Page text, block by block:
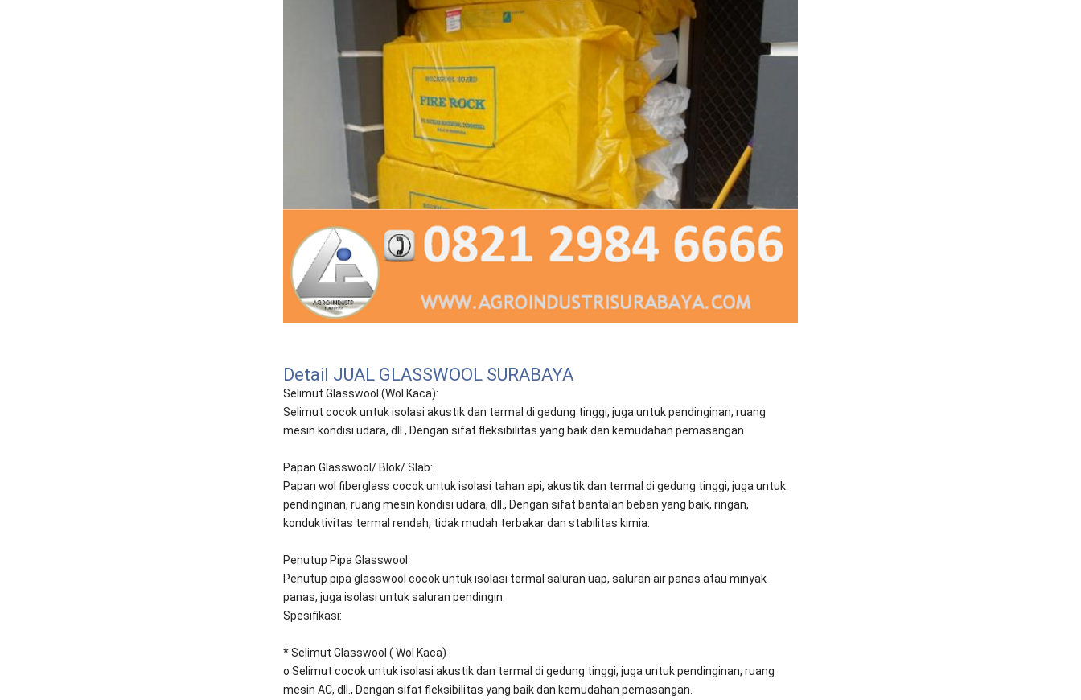
Detail JUAL GLASSWOOL SURABAYA
Selimut Glasswool (Wol Kaca):
Selimut cocok untuk isolasi akustik dan termal di gedung tinggi, juga untuk pendinginan, ruang
mesin kondisi udara, dll., Dengan sifat fleksibilitas yang baik dan kemudahan pemasangan.
Papan Glasswool/ Blok/ Slab:
Papan wol fiberglass cocok untuk isolasi tahan api, akustik dan termal di gedung tinggi, juga untuk
pendinginan, ruang mesin kondisi udara, dll., Dengan sifat bantalan beban yang baik, ringan,
konduktivitas termal rendah, tidak mudah terbakar dan stabilitas kimia.
Penutup Pipa Glasswool:
Penutup pipa glasswool cocok untuk isolasi termal saluran uap, saluran air panas atau minyak
panas, juga isolasi untuk saluran pendingin.
Spesifikasi:
* Selimut Glasswool ( Wol Kaca) :
o Selimut cocok untuk isolasi akustik dan termal di gedung tinggi, juga untuk pendinginan, ruang
mesin AC, dll., Dengan sifat fleksibilitas yang baik dan kemudahan pemasangan.